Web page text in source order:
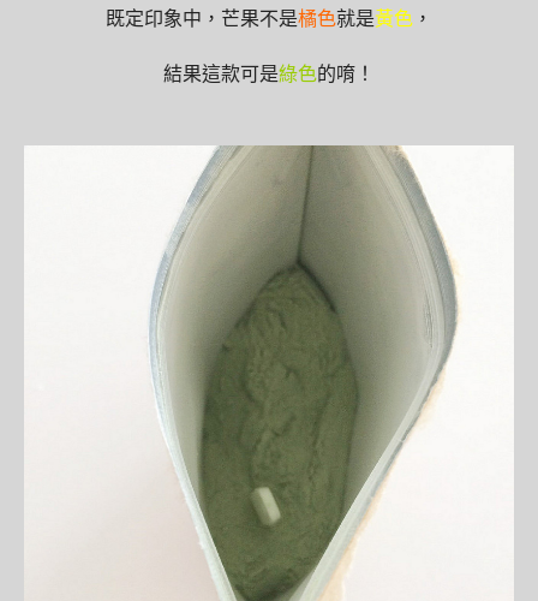
既定印象中，芒果不是橘色就是黃色 ，
結果這款可是綠色的唷！